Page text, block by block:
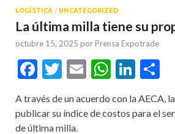
LOGÍSTICA / UNCATEGORIZED
La última milla tiene su
octubre 15, 2025 por Prensa Expotrade
Facebook
Twitter
Email
A través de un acuerdo con la AECA,
publicar su índice de costos para el
de última milla.